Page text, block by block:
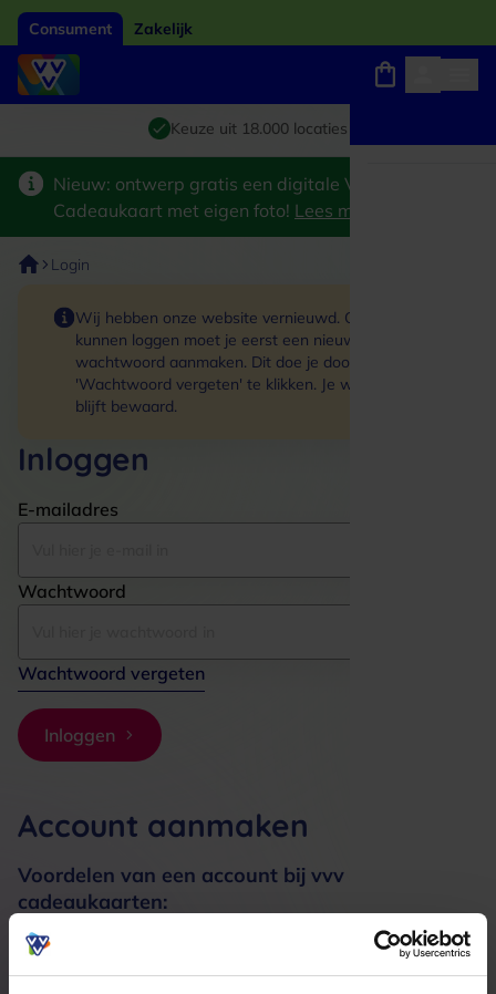
Consument Zakelijk
Giftcard van het jaar 2026
Keuze uit 18.000 locaties
Winkels, webshops en uitjes
Nieuw: ontwerp gratis een digitale VVV
Cadeaukaart met eigen foto! Lees meer
Login
Wij hebben onze website vernieuwd. Om in te
kunnen loggen moet je eerst een nieuw
wachtwoord aanmaken. Dit doe je door op de link
'Wachtwoord vergeten' te klikken. Je winkelmand
blijft bewaard.
Inloggen
E-mailadres
Wachtwoord
Wachtwoord vergeten
Inloggen
Account aanmaken
Voordelen van een account bij vvv
cadeaukaarten:
Meerdere adressen registreren